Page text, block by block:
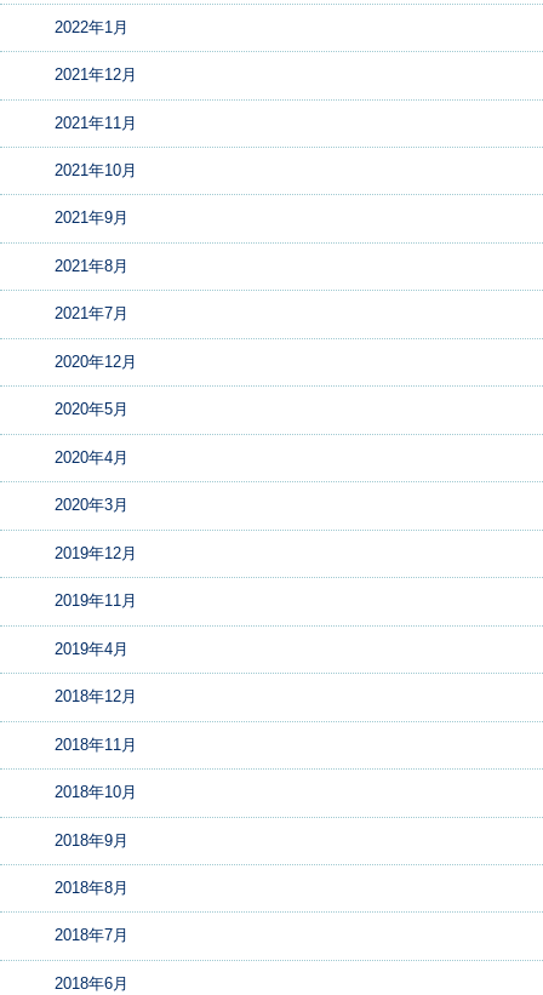
2022年1月
2021年12月
2021年11月
2021年10月
2021年9月
2021年8月
2021年7月
2020年12月
2020年5月
2020年4月
2020年3月
2019年12月
2019年11月
2019年4月
2018年12月
2018年11月
2018年10月
2018年9月
2018年8月
2018年7月
2018年6月